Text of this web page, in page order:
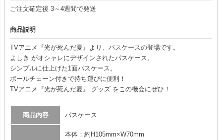
ご注文確定後 3～4週間で発送
商品説明
TVアニメ『光が死んだ夏』より、パスケースの登場です。
よしき がオシャレにデザインされたパスケース。
シンプルに仕上げた1面パスケース。
ボールチェーン付きで持ち運びに便利！
TVアニメ『光が死んだ夏』 グッズ をこの機会にぜひ！
商品内容 パスケース
本体：約H105mm×W70mm